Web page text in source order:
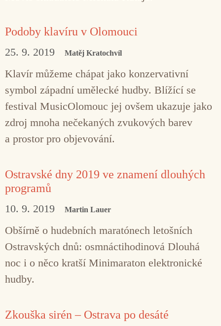
Podoby klavíru v Olomouci
25. 9. 2019 Matěj Kratochvíl
Klavír můžeme chápat jako konzervativní
symbol západní umělecké hudby. Blížící se
festival MusicOlomouc jej ovšem ukazuje jako
zdroj mnoha nečekaných zvukových barev
a prostor pro objevování.
Ostravské dny 2019 ve znamení dlouhých
programů
10. 9. 2019 Martin Lauer
Obšírně o hudebních maratónech letošních
Ostravských dnů: osmnáctihodinová Dlouhá
noc i o něco kratší Minimaraton elektronické
hudby.
Zkouška sirén – Ostrava po desáté